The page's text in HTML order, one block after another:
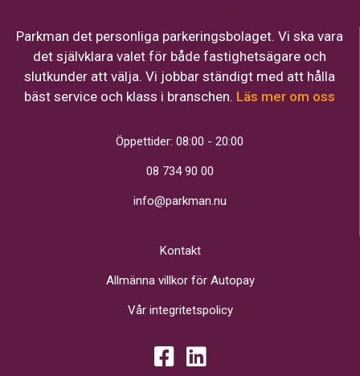
Parkman det personliga parkeringsbolaget. Vi ska vara
det självklara valet för både fastighetsägare och
slutkunder att välja. Vi jobbar ständigt med att hålla
bäst service och klass i branschen. Läs mer om oss
Öppettider: 08:00 - 20:00
08 734 90 00
info@parkman.nu
Kontakt
Allmänna villkor för Autopay
Vår integritetspolicy